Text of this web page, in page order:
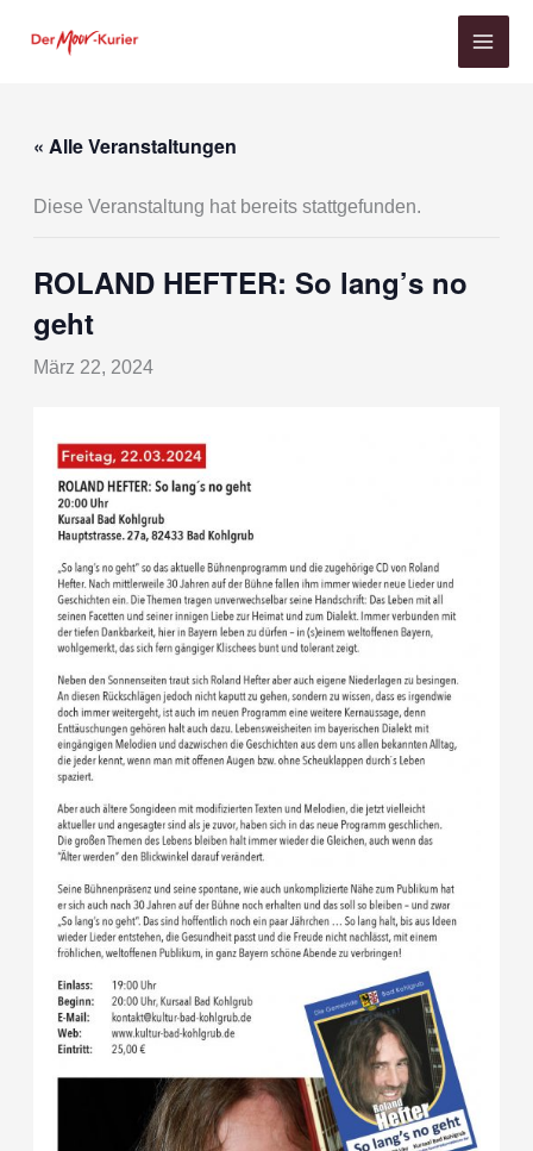
Inhalt
« Alle Veranstaltungen
Diese Veranstaltung hat bereits stattgefunden.
ROLAND HEFTER: So lang’s no
geht
März 22, 2024